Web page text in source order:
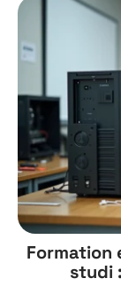
Formation
studi